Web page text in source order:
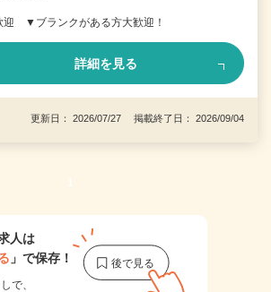
迎 ▼ブランクがある方大歓迎！
詳細を見る
更新日： 2026/07/27 掲載終了日： 2026/09/04
1
人は
」で保存！
で、